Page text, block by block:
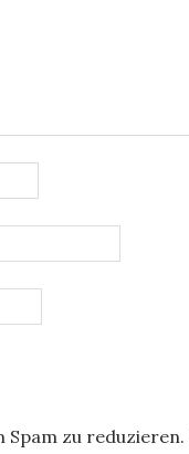
Spam zu reduzieren.